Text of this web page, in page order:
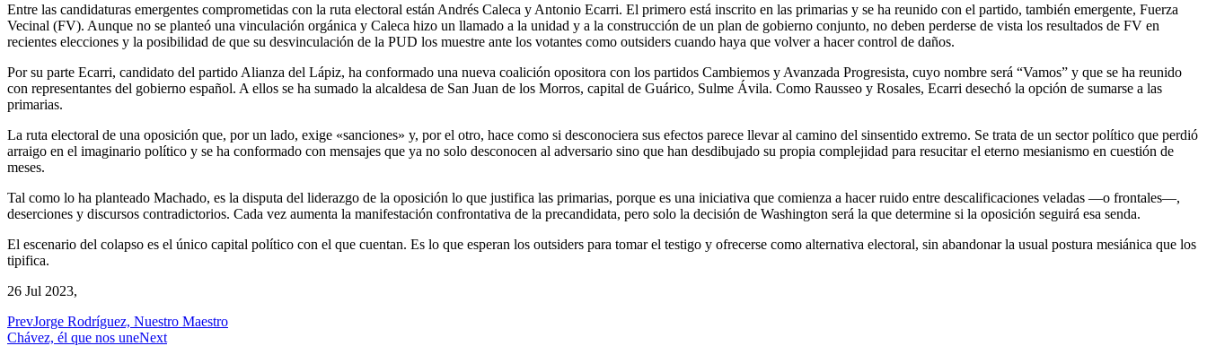
Entre las candidaturas emergentes comprometidas con la ruta electoral están Andrés Caleca y Antonio Ecarri. El primero está inscrito en las primarias y se ha reunido con el partido, también emergente, Fuerza
Vecinal (FV). Aunque no se planteó una vinculación orgánica y Caleca hizo un llamado a la unidad y a la construcción de un plan de gobierno conjunto, no deben perderse de vista los resultados de FV en
recientes elecciones y la posibilidad de que su desvinculación de la PUD los muestre ante los votantes como outsiders cuando haya que volver a hacer control de daños.
Por su parte Ecarri, candidato del partido Alianza del Lápiz, ha conformado una nueva coalición opositora con los partidos Cambiemos y Avanzada Progresista, cuyo nombre será “Vamos” y que se ha reunido
con representantes del gobierno español. A ellos se ha sumado la alcaldesa de San Juan de los Morros, capital de Guárico, Sulme Ávila. Como Rausseo y Rosales, Ecarri desechó la opción de sumarse a las
primarias.
La ruta electoral de una oposición que, por un lado, exige «sanciones» y, por el otro, hace como si desconociera sus efectos parece llevar al camino del sinsentido extremo. Se trata de un sector político que perdió
arraigo en el imaginario político y se ha conformado con mensajes que ya no solo desconocen al adversario sino que han desdibujado su propia complejidad para resucitar el eterno mesianismo en cuestión de
meses.
Tal como lo ha planteado Machado, es la disputa del liderazgo de la oposición lo que justifica las primarias, porque es una iniciativa que comienza a hacer ruido entre descalificaciones veladas —o frontales—,
deserciones y discursos contradictorios. Cada vez aumenta la manifestación confrontativa de la precandidata, pero solo la decisión de Washington será la que determine si la oposición seguirá esa senda.
El escenario del colapso es el único capital político con el que cuentan. Es lo que esperan los outsiders para tomar el testigo y ofrecerse como alternativa electoral, sin abandonar la usual postura mesiánica que los
tipifica.
26 Jul 2023,
PrevJorge Rodríguez, Nuestro Maestro
Chávez, él que nos uneNext